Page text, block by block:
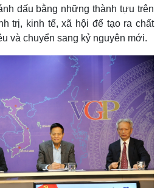
dấu bằng những thành tựu trên
trị, kinh tế, xã hội để tạo ra chất
và chuyển sang kỷ nguyên mới.